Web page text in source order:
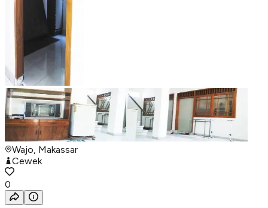
Wajo, Makassar
Cewek
0